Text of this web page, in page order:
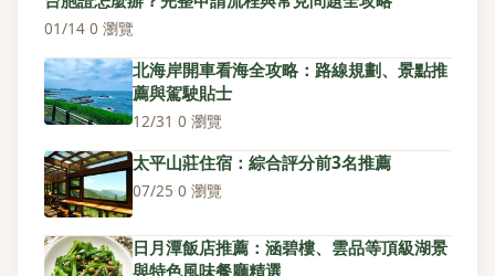
01/14·0 瀏覽
北海岸開車看海全攻略：路線規劃、景點推
薦與駕駛貼士
12/31 ·0 瀏覽
太平山莊住宿：綜合評分前3名推薦
07/25·0 瀏覽
日月潭飯店推薦：涵碧樓、雲品等頂級湖景
與特色風味餐廳精選